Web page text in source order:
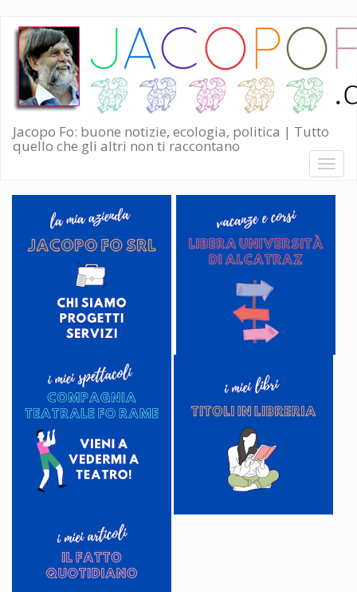
Salta
contenuto
principale
Jacopo Fo: buone notizie, ecologia, politica | Tutto
quello che gli altri non ti raccontano
Toggle